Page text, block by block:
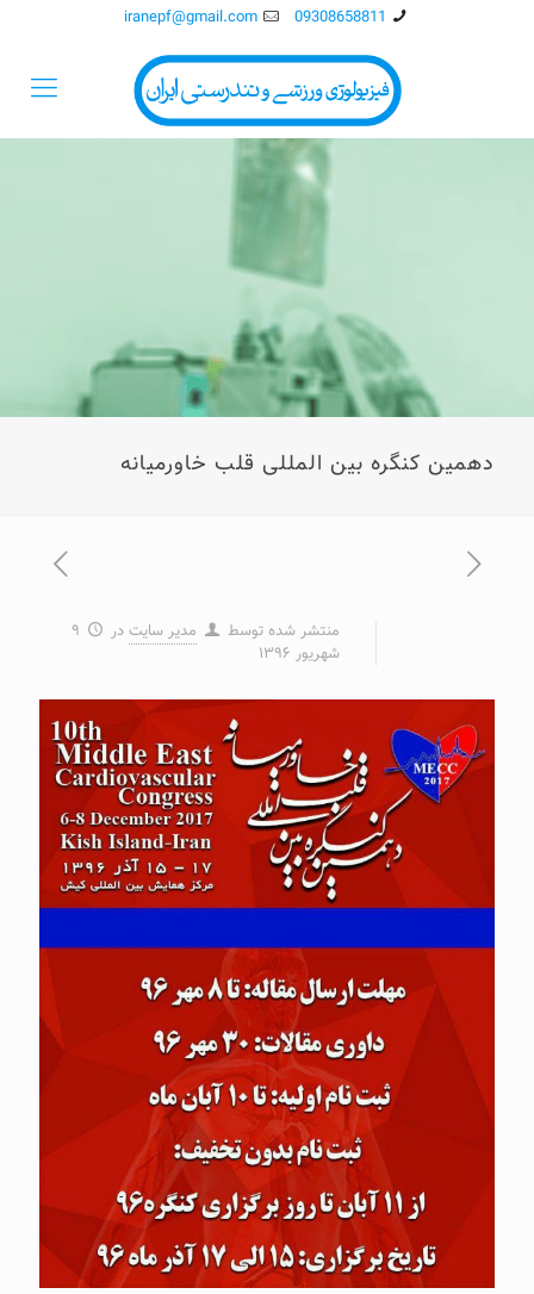
09308658811
iranepf@gmail.com
دهمین کنگره بین المللی قلب خاورمیانه
منتشر شده توسط مدیر سایت در
۹
شهریور ۱۳۹۶